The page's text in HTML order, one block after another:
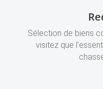
Sélection de biens
visitez que